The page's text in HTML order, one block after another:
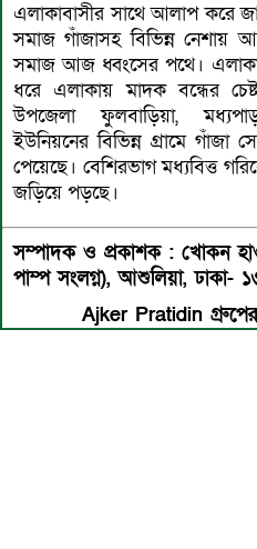
এলাকাবাসীর সাথে আলাপ করে
সমাজ গাঁজাসহ বিভিন্ন নেশায়
সমাজ আজ ধ্বংসের পথে।
ধরে এলাকায় মাদক বন্ধের
উপজেলা ফুলবাড়িয়া,
ইউনিয়নের বিভিন্ন গ্রামে গাঁজা
পেয়েছে। বেশিরভাগ মধ্যবিত্ত
জড়িয়ে পড়ছে।
সম্পাদক ও প্রকাশক : খোকন
পাম্প সংলগ্ন), আশুলিয়া, ঢাকা-
Ajker Pratidin গ্রুপের